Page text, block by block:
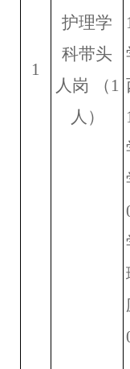
1
护理学
科带头
人岗
（ 1
人）